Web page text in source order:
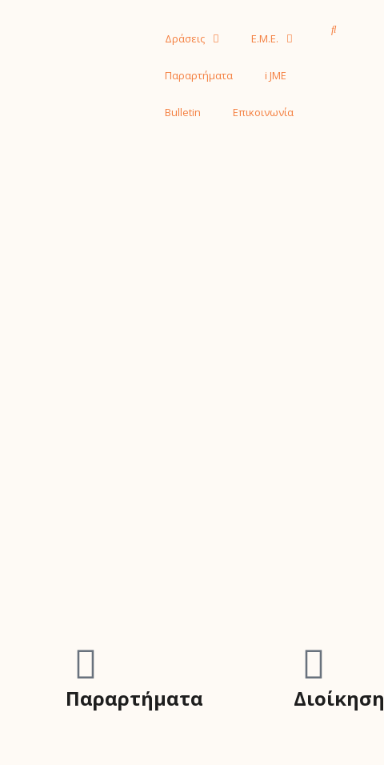
Δράσεις Ε.Μ.Ε.
Παραρτήματα i JME
Bulletin Επικοινωνία
Παραρτήματα Διοίκηση